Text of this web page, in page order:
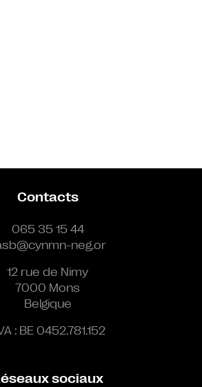
Contacts
065 35 15 44
neg.or
12 rue de Nimy
7000 Mons
Belgique
: BE 0452.781.152
sociaux